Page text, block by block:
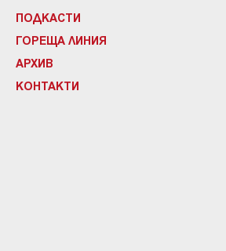
ПОДКАСТИ
ГОРЕЩА ЛИНИЯ
АРХИВ
КОНТАКТИ